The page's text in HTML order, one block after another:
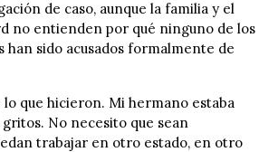
de caso, aunque la familia y el
no entienden por qué ninguno de los
han sido acusados formalmente de
lo que hicieron. Mi hermano estaba
No necesito que sean
trabajar en otro estado, en otro